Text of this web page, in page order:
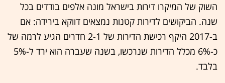
השוק של המיקרו דירות בישראל מונה אלפים בודדים בכל
שנה. הביקושים לדירות קטנות נמצאים דווקא בירידה: אם
ב-2017 היקף רכישת הדירות של 2-1 חדרים הגיע לרמה של
כ-6% מכלל הדירות שנרכשו, בשנה שעברה הוא ירד ל-5%
בלבד.